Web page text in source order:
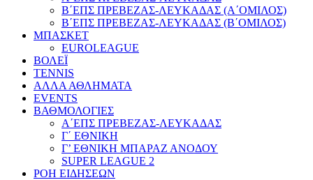
Β΄ΕΠΣ ΠΡΕΒΕΖΑΣ-ΛΕΥΚΑΔΑΣ (Α΄ΟΜΙΛΟΣ)
Β΄ΕΠΣ ΠΡΕΒΕΖΑΣ-ΛΕΥΚΑΔΑΣ (Β΄ΟΜΙΛΟΣ)
ΜΠΑΣΚΕΤ
EUROLEAGUE
ΒΟΛΕΪ
TENNIS
ΑΛΛΑ ΑΘΛΗΜΑΤΑ
EVENTS
ΒΑΘΜΟΛΟΓΙΕΣ
Α΄ΕΠΣ ΠΡΕΒΕΖΑΣ-ΛΕΥΚΑΔΑΣ
Γ΄ ΕΘΝΙΚΗ
Γ’ ΕΘΝΙΚΗ ΜΠΑΡΑΖ ΑΝΟΔΟΥ
SUPER LEAGUE 2
ΡΟΗ ΕΙΔΗΣΕΩΝ